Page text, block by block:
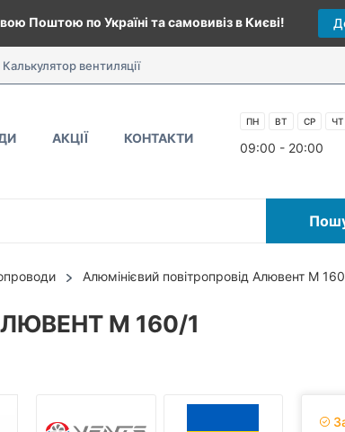
Поштою по Україні та самовивіз в Києві!
Калькулятор вентиляції
АКЦІЇ КОНТАКТИ
ПН ВТ СР ЧТ
09:00 - 20:00
Алюмінієвий повітропровід Алювент М
М 160/1